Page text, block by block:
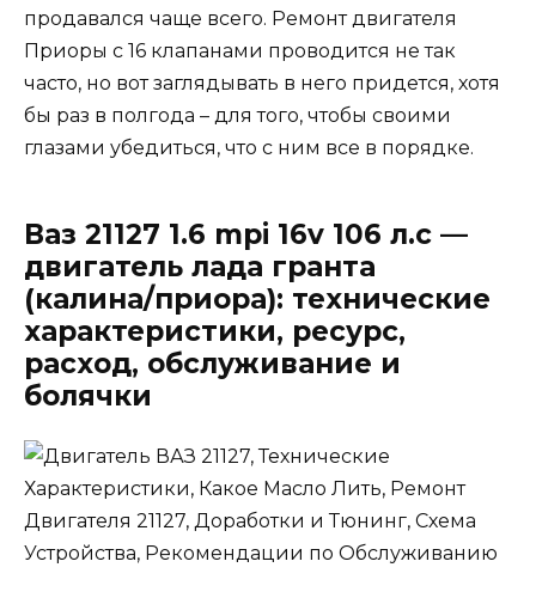
продавался чаще всего. Ремонт двигателя
Приоры с 16 клапанами проводится не так
часто, но вот заглядывать в него придется, хотя
бы раз в полгода – для того, чтобы своими
глазами убедиться, что с ним все в порядке.
Ваз 21127 1.6 mpi 16v 106 л.с —
двигатель лада гранта
(калина/приора): технические
характеристики, ресурс,
расход, обслуживание и
болячки